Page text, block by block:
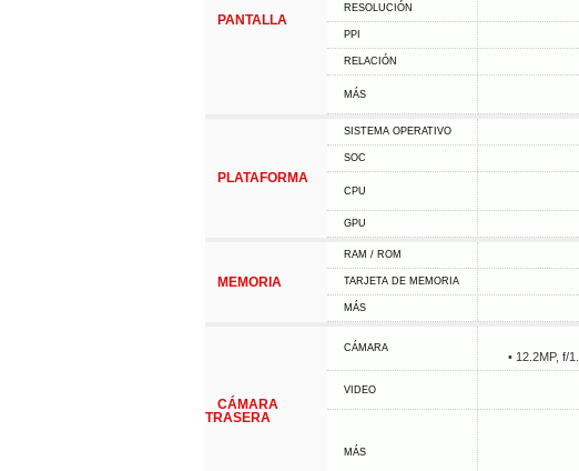
PANTALLA
RESOLUCIÓN
PPI
RELACIÓN
MÁS
PLATAFORMA
SISTEMA OPERATIVO
SOC
CPU
GPU
MEMORIA
RAM / ROM
TARJETA DE MEMORIA
MÁS
CÁMARA
TRASERA
CÁMARA
• 12.2MP, f/
VIDEO
MÁS